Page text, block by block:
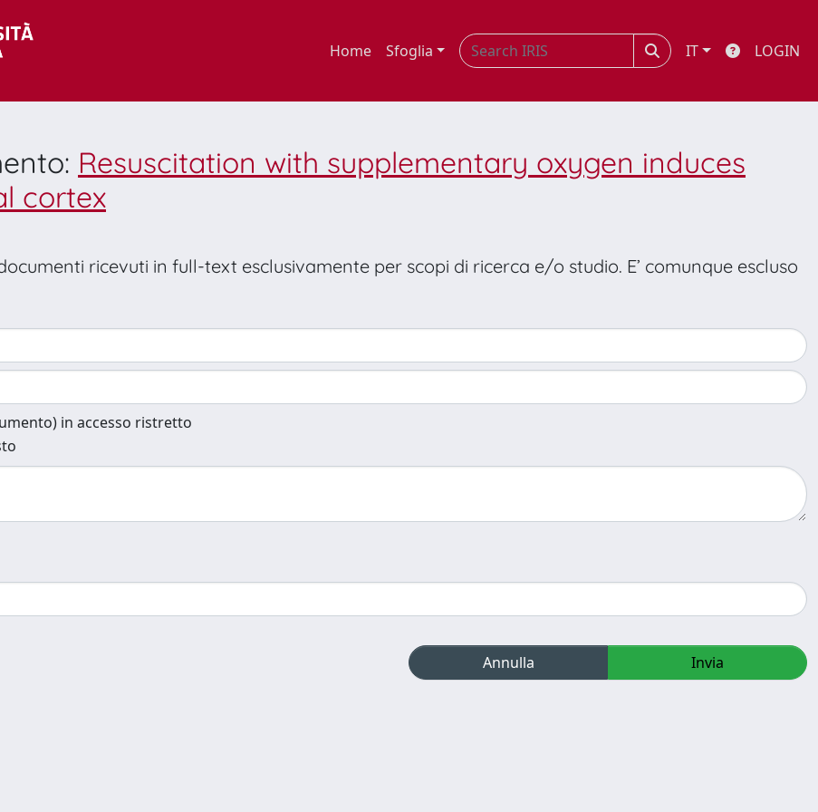
Home Sfoglia IT LOGIN
Resuscitation with supplementary oxygen induces
cortex
ricevuti in full-text esclusivamente per scopi di ricerca e/o studio. E’ comunque escluso
in accesso ristretto
Annulla Invia